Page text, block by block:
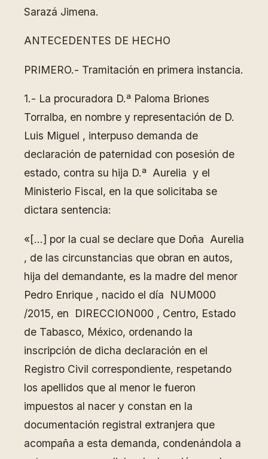
Sarazá Jimena.
ANTECEDENTES DE HECHO
PRIMERO.- Tramitación en primera instancia.
1.- La procuradora D.ª Paloma Briones
Torralba, en nombre y representación de D.
Luis Miguel , interpuso demanda de
declaración de paternidad con posesión de
estado, contra su hija D.ª Aurelia y el
Ministerio Fiscal, en la que solicitaba se
dictara sentencia:
«[…] por la cual se declare que Doña Aurelia
, de las circunstancias que obran en autos,
hija del demandante, es la madre del menor
Pedro Enrique , nacido el día NUM000
/2015, en DIRECCION000 , Centro, Estado
de Tabasco, México, ordenando la
inscripción de dicha declaración en el
Registro Civil correspondiente, respetando
los apellidos que al menor le fueron
impuestos al nacer y constan en la
documentación registral extranjera que
acompaña a esta demanda, condenándola a